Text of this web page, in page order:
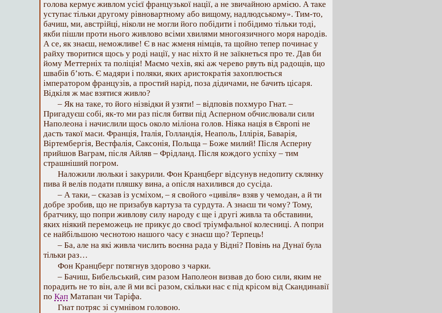
голова кермує живлом усієї французької нації, а не звичайною армією. А таке
уступає тільки другому рівновартному або вищому, надлюдському». Тим-то,
бачиш, ми, австрійці, ніколи не могли його побідити і побідимо тільки тоді,
якби пішли проти нього живлово всіми хвилями многоязичного моря народів.
А се, як знаєш, неможливе! Є в нас жменя німців, та щойно тепер починає у
райху творитися щось у роді нації, у нас ніхто й не заїкнеться про те. Дав би
йому Меттерніх та поліція! Маємо чехів, які аж черево рвуть від радощів, що
швабів б’ють. Є мадяри і поляки, яких аристократія захоплюється
імператором французів, а простий нарід, поза дідичами, не бачить цісаря.
Відкіля ж має взятися живло?
– Як на таке, то його нізвідки й узяти! – відповів похмуро Гнат. –
Пригадуєш собі, як-то ми раз після битви під Асперном обчислювали сили
Наполеона і начислили щось около міліона голов. Ніяка нація в Європі не
дасть такої маси. Франція, Італія, Голландія, Неаполь, Іллірія, Баварія,
Віртембергія, Вестфалія, Саксонія, Польща – Боже милий! Після Асперну
прийшов Ваграм, після Айляв – Фрідланд. Після кождого успіху – тим
страшніший погром.
Наложили люльки і закурили. Фон Кранцберг відсунув недопиту склянку
пива й велів подати пляшку вина, а опісля нахилився до сусіда.
– А таки, – сказав із усміхом, – я свойого «цивіля» взяв у чемодан, а й ти
добре зробив, що не призабув картуза та сурдута. А знаєш ти чому? Тому,
братчику, що попри живлову силу народу є ще і другі живла та обставини,
яких ніякий переможець не прикує до своєї тріумфальної колесниці. А попри
се найбільшою чеснотою нашого часу є знаєш що? Терпець!
– Ба, але на які живла числить воєнна рада у Відні? Повінь на Дунаї була
тільки раз…
Фон Кранцберг потягнув здорово з чарки.
– Бачиш, Бибельський, сим разом Наполеон визвав до бою сили, яким не
порадить не то він, але й ми всі разом, скільки нас є під крісом від Скандинавії
по Кап Матапан чи Таріфа.
Гнат потряс зі сумнівом головою.